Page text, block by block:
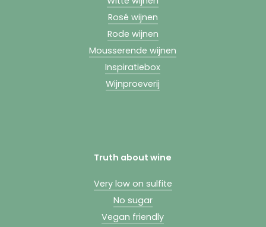
Rosé wijnen
Rode wijnen
Mousserende wijnen
Inspiratiebox
Wijnproeverij
Truth about wine
Very low on sulfite
No sugar
Vegan friendly